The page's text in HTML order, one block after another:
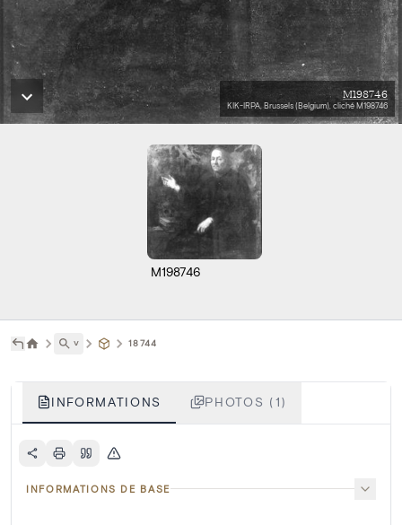
M198746
KIK-IRPA, Brussels (Belgium), cliché M198746
M198746
˅ 18744
INFORMATIONS PHOTOS (1)
INFORMATIONS DE BASE